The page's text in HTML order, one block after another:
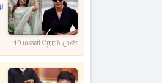
19 மணி நேரம் முன்